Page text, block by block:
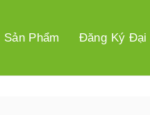
Sản Phẩm Đăng Ký Đại